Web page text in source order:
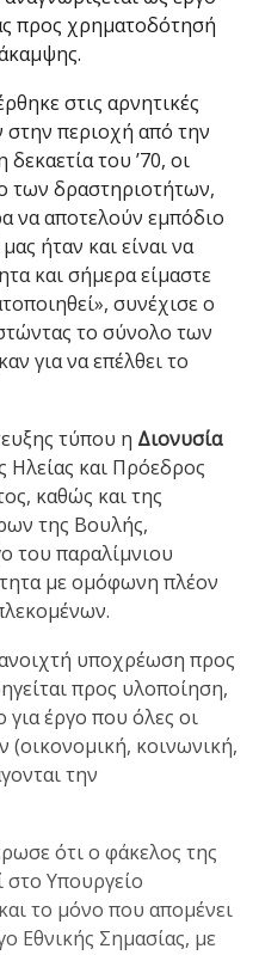
προς χρηματοδότησή
στις αρνητικές
περιοχή από την
του ’70, οι
των δραστηριοτήτων,
να αποτελούν εμπόδιο
ήταν και είναι να
και σήμερα είμαστε
συνέχισε ο
το σύνολο των
για να επέλθει το
τύπου η Διονυσία
Ηλείας και Πρόεδρος
καθώς και της
της Βουλής,
του παραλίμνιου
με ομόφωνη πλέον
ανοιχτή υποχρέωση προς
προς υλοποίηση,
έργο που όλες οι
(οικονομική, κοινωνική,
την
ότι ο φάκελος της
στο Υπουργείο
το μόνο που απομένει
Εθνικής Σημασίας, με